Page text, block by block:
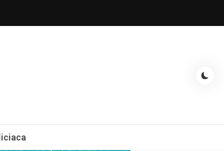
entrevistas con famosos, showbizz, podcast, chismes y